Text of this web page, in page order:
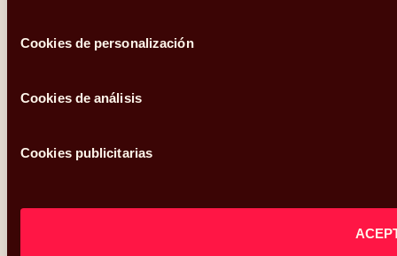
Cookies de personalización
Cookies de análisis
Cookies publicitarias